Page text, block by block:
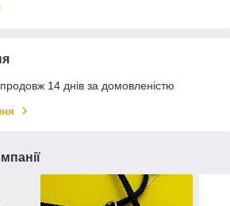
14 днів за домовленістю